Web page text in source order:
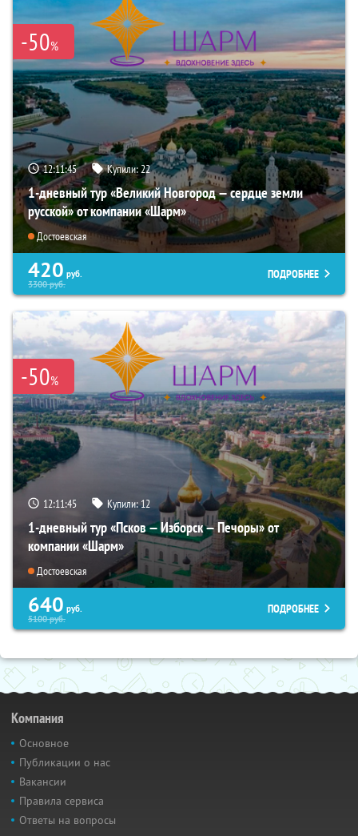
-50%
12:11:44 Купили:22
1-дневный тур «Великий Новгород — сердце земли
русской» от компании «Шарм»
Достоевская
420 руб.
3300руб.
ПОДРОБНЕЕ
-50%
12:11:44 Купили:12
1-дневный тур «Псков — Изборск — Печоры» от
компании «Шарм»
Достоевская
640 руб.
5100руб.
ПОДРОБНЕЕ
Компания
Основное
Публикации о нас
Вакансии
Правила сервиса
Ответы на вопросы